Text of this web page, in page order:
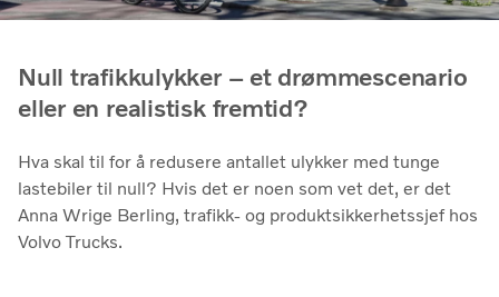
Null trafikkulykker – et drømmescenario
eller en realistisk fremtid?
Hva skal til for å redusere antallet ulykker med tunge
lastebiler til null? Hvis det er noen som vet det, er det
Anna Wrige Berling, trafikk- og produktsikkerhetssjef hos
Volvo Trucks.